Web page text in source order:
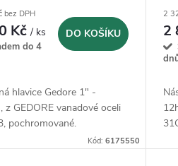
bez DPH
Kč/ ks
do 4
DO KOŠÍKU
hlavice Gedore 1" -
z GEDORE vanadové oceli
pochromované.
Kód:6175550
2
2